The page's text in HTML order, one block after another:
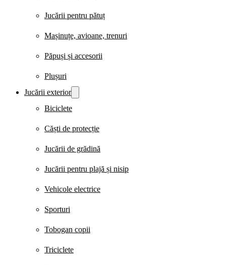
Jucării pentru pătuț
Mașinuțe, avioane, trenuri
Păpuși și accesorii
Plușuri
Jucării exterior
Biciclete
Căști de protecție
Jucării de grădină
Jucării pentru plajă și nisip
Vehicole electrice
Sporturi
Tobogan copii
Triciclete